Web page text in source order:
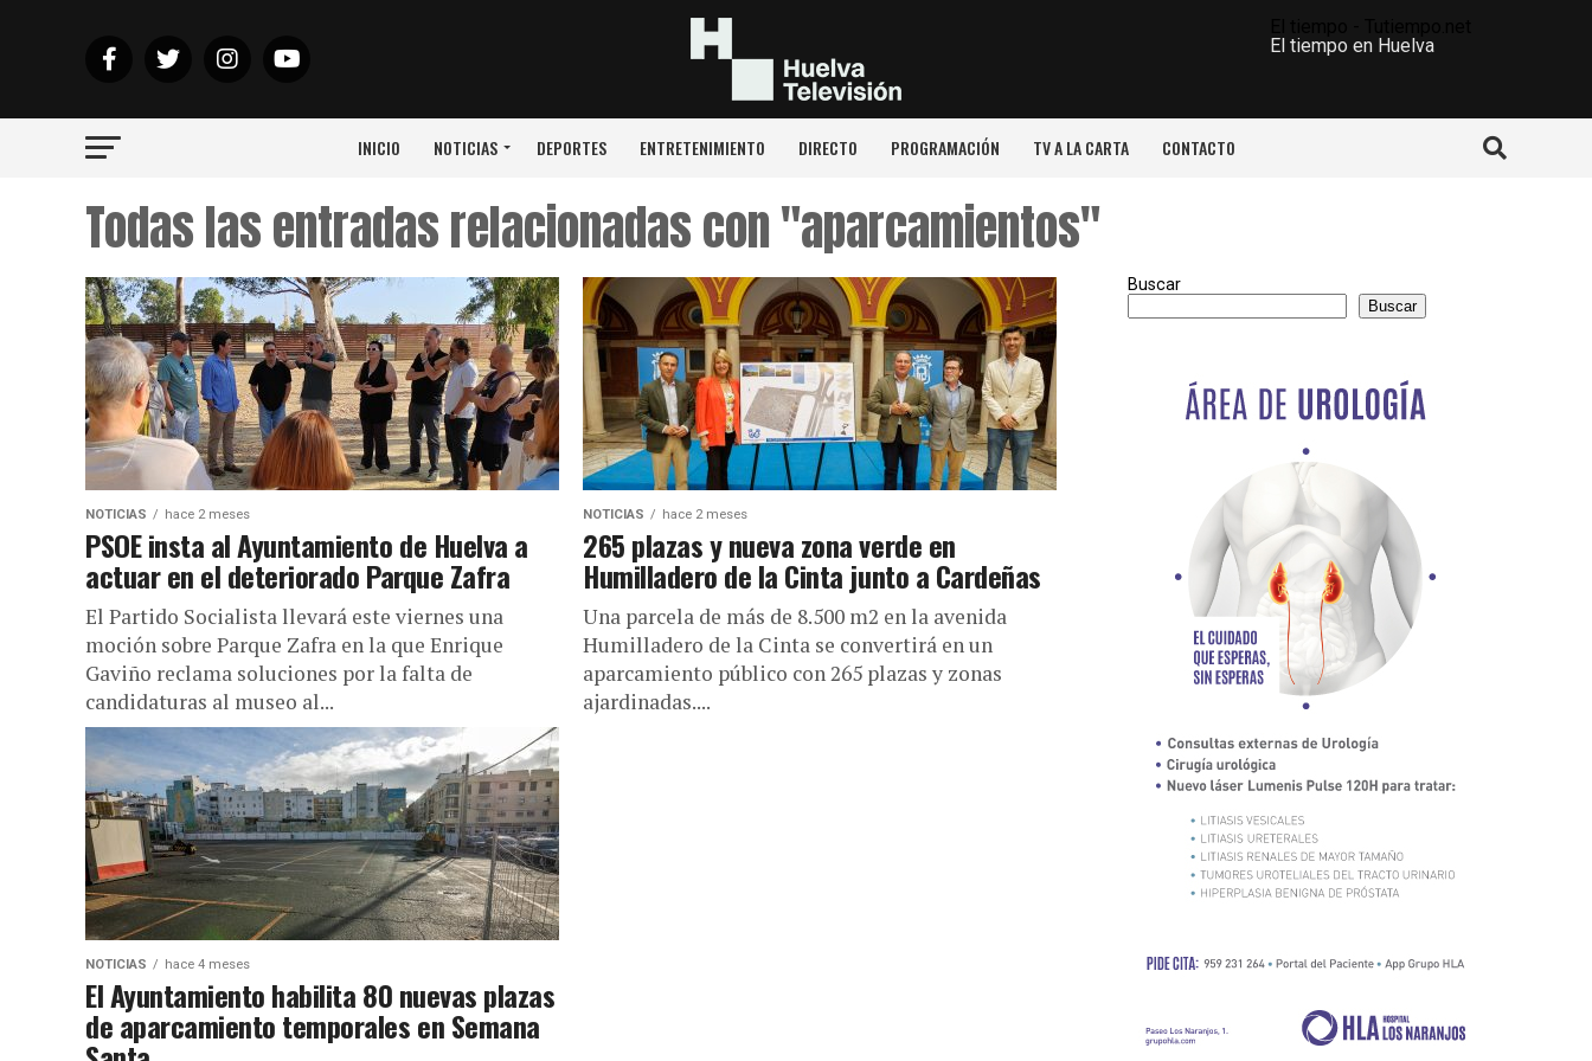
El tiempo en Huelva
INICIO NOTICIAS DEPORTES ENTRETENIMIENTO DIRECTO PROGRAMACIÓN TV A LA CARTA CONTACTO
Todas las entradas relacionadas con "aparcamientos"
NOTICIAS hace 2 meses
PSOE insta al Ayuntamiento de Huelva a
actuar en el deteriorado Parque Zafra
El Partido Socialista llevará este viernes una
moción sobre Parque Zafra en la que Enrique
Gaviño reclama soluciones por la falta de
candidaturas al museo al...
NOTICIAS hace 2 meses
265 plazas y nueva zona verde en
Humilladero de la Cinta junto a Cardeñas
Una parcela de más de 8.500 m2 en la avenida
Humilladero de la Cinta se convertirá en un
aparcamiento público con 265 plazas y zonas
ajardinadas....
NOTICIAS hace 4 meses
El Ayuntamiento habilita 80 nuevas plazas
de aparcamiento temporales en Semana
Buscar
Buscar